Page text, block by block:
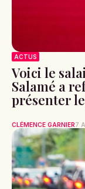
ACTUS
Voici le
Salamé a
présenter le
CLÉMENCE GARNIER7